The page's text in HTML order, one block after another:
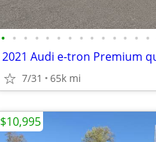
• • • • • • • • • • • • • •
7/31 65k mi
$10,995